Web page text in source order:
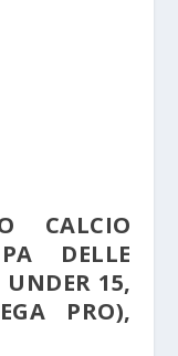
CALCIO
DELLE
15,
PRO),